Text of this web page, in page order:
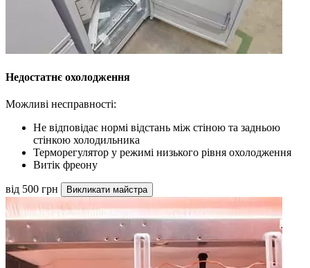
Недостатнє охолодження
Можливі несправності:
Не відповідає нормі відстань між стіною та задньою
стінкою холодильника
Терморегулятор у режимі низького рівня охолодження
Витік фреону
від 500 грн Викликати майстра